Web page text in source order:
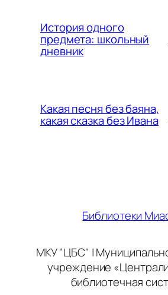
История одного
предмета: школьный
дневник
Какая песня без баяна,
какая сказка без Ивана
Библиотеки
МКУ "ЦБС" |
учреждение
библиотечная